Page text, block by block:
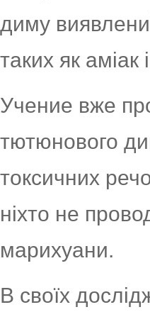
диму
таких як аміак
Учение вже
тютюнового
токсичних
ніхто не
марихуани.
В своїх